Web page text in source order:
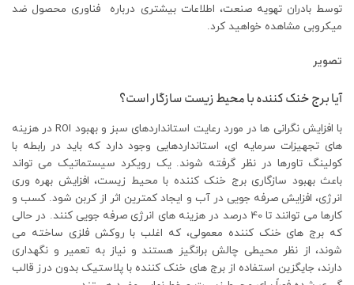
توسط بادران تهویه صنعت، اطلاعات بیشتری درباره فناوری محصول ضد
میکروبی مشاهده خواهید کرد.
تصویر
آیا برج خنک کننده با محیط زیست سازگار است؟
با افزایش نگرانی ها در مورد رعایت استانداردهای سبز و بهبود ROI در هزینه
های تجهیزات سرمایه ای، استانداردهایی وجود دارد که باید در رابطه با
کولینگ تاورها در نظر گرفته شوند. یک رویکرد سیستماتیک می تواند
باعث بهبود سازگاری برج خنک کننده با محیط زیست، افزایش بهره وری
انرژی، افزایش صرفه جویی در آب و ایجاد کمترین اثر از کربن شود. کسب و
کارها می توانند تا 40 درصد در هزینه های انرژی صرفه جویی کنند. در حالی
که برج های خنک کننده معمولی، که اغلب با روکش فلزی ساخته می
شوند، از نظر محیطی چالش برانگیز هستند و نیاز به تعمیر و نگهداری
دارند، جایگزین استفاده از برج های خنک کننده با پلاستیک بدون درز قالب